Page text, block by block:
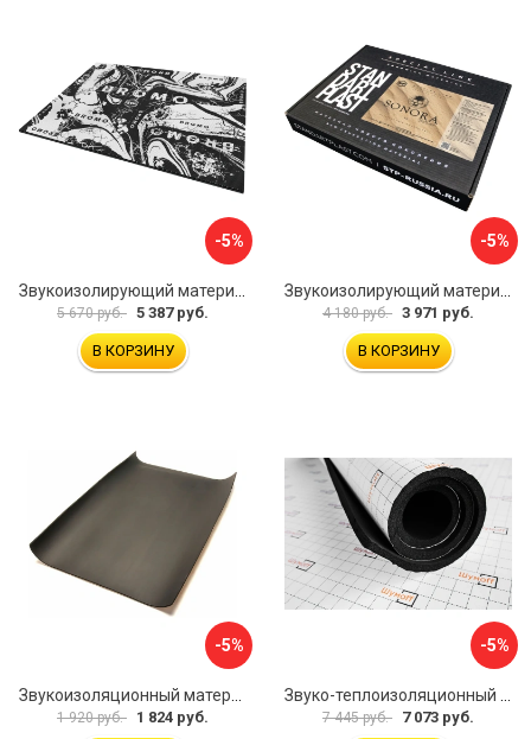
-5%
Звукоизолирующий материал STP Bromo 54253
5 670 руб. 5 387 руб.
В КОРЗИНУ
-5%
Звукоизолирующий материал STP Sonora 54254
4 180 руб. 3 971 руб.
В КОРЗИНУ
-5%
1 920 руб. 1 824 руб.
-5%
7 445 руб. 7 073 руб.